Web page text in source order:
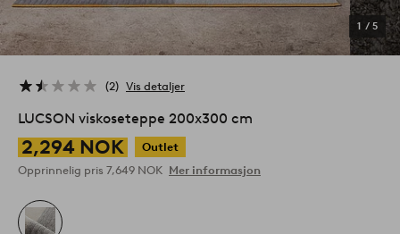
1 / 5
2 Vis detaljer
LUCSON viskoseteppe 200x300 cm
2,294 NOK
Outlet
Opprinnelig pris 7,649 NOK Mer informasjon